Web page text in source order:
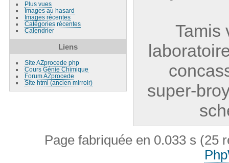
Plus vues
Images au hasard
Images récentes
Catégories récentes
Calendrier
Liens
Site AZprocede php
Cours Génie Chimique
Forum AZprocede
Site html (ancien mirroir)
Tamis
super-
Page fabriquée en 0.033 s (25
Php